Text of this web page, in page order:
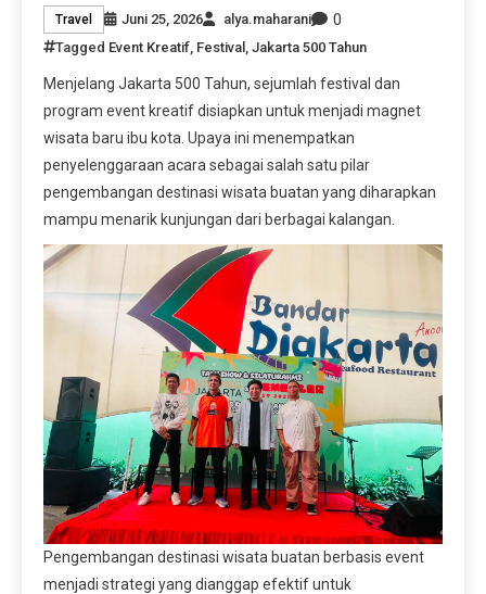
Travel Juni 25, 2026 alya.maharani 0
Tagged Event Kreatif Festival Jakarta 500 Tahun
Menjelang Jakarta 500 Tahun, sejumlah festival dan
program event kreatif disiapkan untuk menjadi magnet
wisata baru ibu kota. Upaya ini menempatkan
penyelenggaraan acara sebagai salah satu pilar
pengembangan destinasi wisata buatan yang diharapkan
mampu menarik kunjungan dari berbagai kalangan.
Pengembangan destinasi wisata buatan berbasis event
menjadi strategi yang dianggap efektif untuk